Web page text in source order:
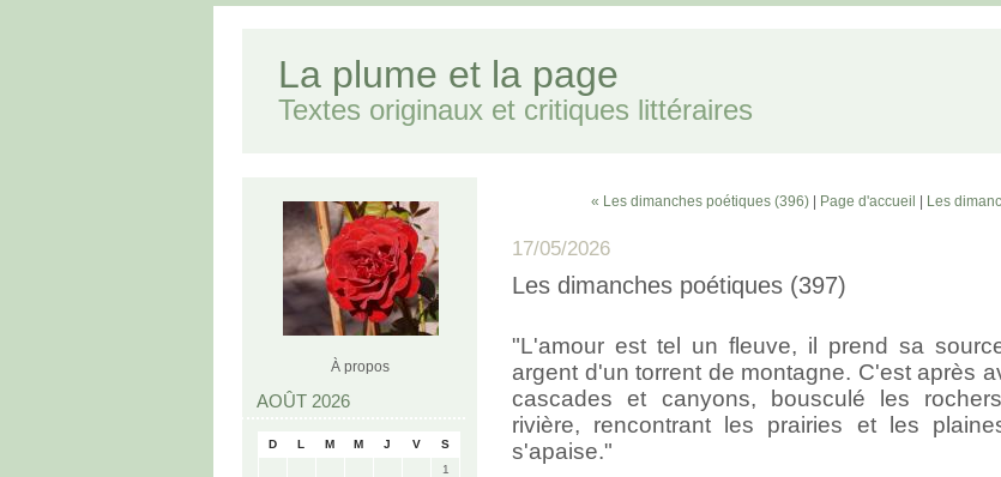
La plume et la page
Textes originaux et critiques littéraires
À propos
AOÛT 2026
D L M M J V
S
1
« Les dimanches poétiques (396) Page d'accueil Les
17/05/2026
Les dimanches poétiques (397)
"L'amour est tel un fleuve, il prend sa
argent d'un torrent de montagne. C'est après
cascades et canyons, bousculé les
rivière, rencontrant les prairies et les
s'apaise."